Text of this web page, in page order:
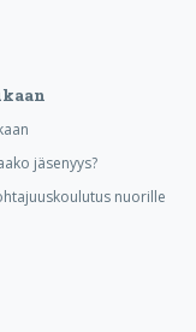
jäsenyys?
nuorille